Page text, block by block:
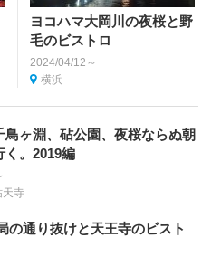
ヨコハマ大岡川の夜桜と野
毛のビストロ
2024/04/12～
横浜
鳥ヶ淵、砧公園、夜桜ならぬ朝
く。2019編
天寺
の通り抜けと天王寺のビスト